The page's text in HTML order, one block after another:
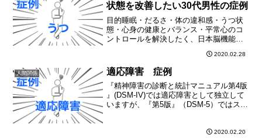
状態を改善したい30代男性の症例
目的睡眠・だるさ・体の違和感・うつ状
態・心身の健康とバランス・平常心のコ
ントロールを解決したく、日本脳機能ト
症例です。状態寝付けない寝ても疲れが
残る眠りすぎることがある夜中に何度も
目が覚める死や自殺につ...
2020.02.28
人間関係 適応障害 症例
『精神障害の診断と統計マニュアル第4版
』(DSM-IV)では適応障害として独立して
いますが、『第5版』（DSM-5）ではスト
れますが「適応障害」と依頼者がおっし
2020.02.20